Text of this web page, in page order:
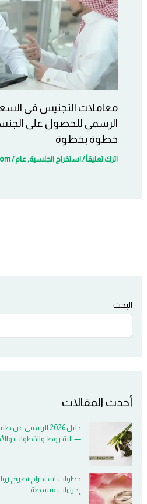
معاملات التجنيس في
الرسمي للحصول على
خطوة بخطوة
اترك تعليقاً/استخراج الجنسية,عام/ By
البحث
أحدث المقالات
دليل 2026
— الشروط والخطوات
خطوات استخراج تصريح
إجراءات مبسطة